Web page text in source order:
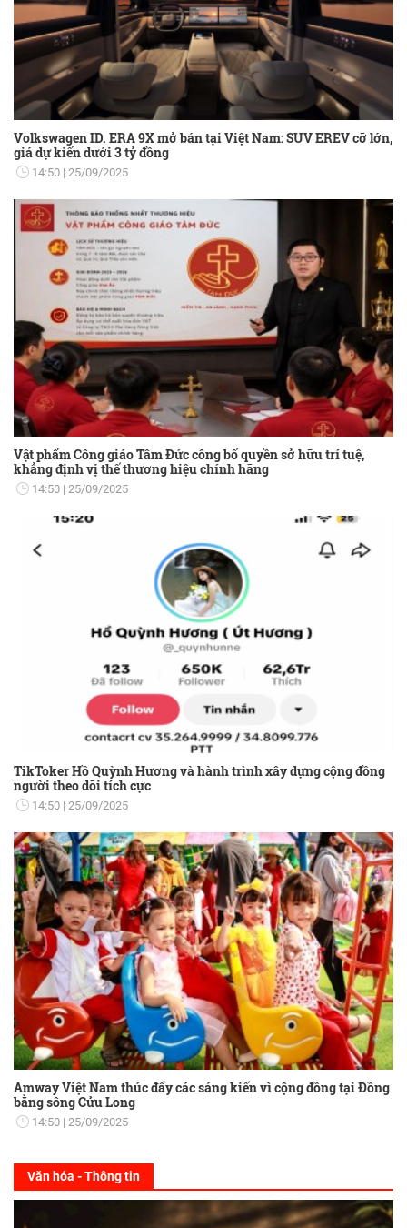
Volkswagen ID. ERA 9X mở bán tại Việt Nam: SUV EREV cỡ lớn,
giá dự kiến dưới 3 tỷ đồng
14:50 25/09/2025
Vật phẩm Công giáo Tâm Đức công bố quyền sở hữu trí tuệ,
khẳng định vị thế thương hiệu chính hãng
14:50 25/09/2025
TikToker Hồ Quỳnh Hương và hành trình xây dựng cộng đồng
người theo dõi tích cực
14:50 25/09/2025
Amway Việt Nam thúc đẩy các sáng kiến vì cộng đồng tại Đồng
bằng sông Cửu Long
14:50 25/09/2025
Văn hóa - Thông tin